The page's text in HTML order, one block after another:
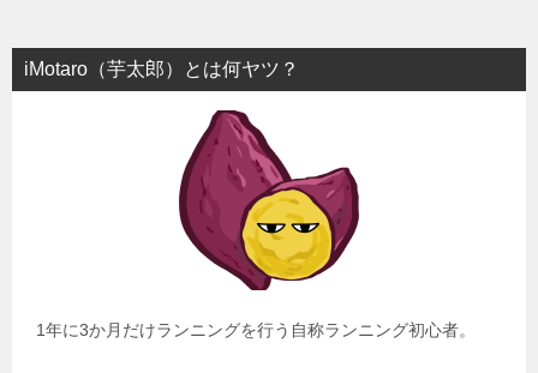
iMotaro（芋太郎）とは何ヤツ？
1年に3か月だけランニングを行う自称ランニング初心者。